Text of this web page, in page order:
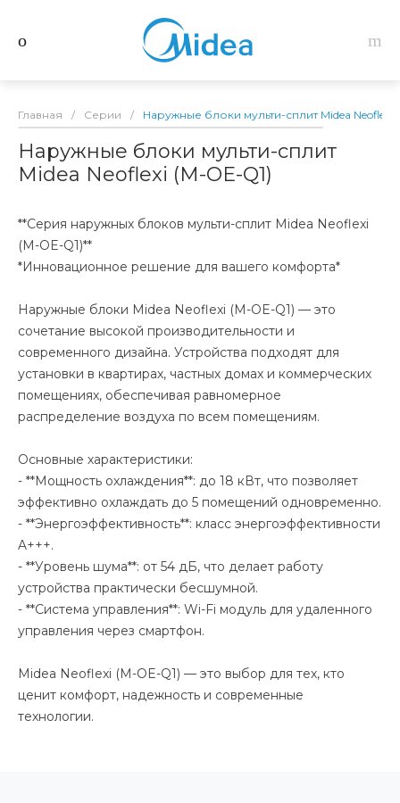
Главная / Серии / Наружные блоки мульти-сплит Midea Neoflexi
Наружные блоки мульти-сплит
Midea Neoflexi (M-OE-Q1)
**Серия наружных блоков мульти-сплит Midea Neoflexi
(M-OE-Q1)**
*Инновационное решение для вашего комфорта*
Наружные блоки Midea Neoflexi (M-OE-Q1) — это
сочетание высокой производительности и
современного дизайна. Устройства подходят для
установки в квартирах, частных домах и коммерческих
помещениях, обеспечивая равномерное
распределение воздуха по всем помещениям.
Основные характеристики:
- **Мощность охлаждения**: до 18 кВт, что позволяет
эффективно охлаждать до 5 помещений одновременно.
- **Энергоэффективность**: класс энергоэффективности
A+++.
- **Уровень шума**: от 54 дБ, что делает работу
устройства практически бесшумной.
- **Система управления**: Wi-Fi модуль для удаленного
управления через смартфон.
Midea Neoflexi (M-OE-Q1) — это выбор для тех, кто
ценит комфорт, надежность и современные
технологии.